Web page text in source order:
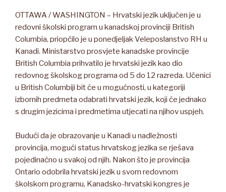
OTTAWA / WASHINGTON – Hrvatski jezik uključen je u
redovni školski program u kanadskoj provinciji British
Columbia, priopćilo je u ponedjeljak Veleposlanstvo RH u
Kanadi. Ministarstvo prosvjete kanadske provincije
British Columbia prihvatilo je hrvatski jezik kao dio
redovnog školskog programa od 5 do 12 razreda. Učenici
u British Columbiji bit će u mogućnosti, u kategoriji
izbornih predmeta odabrati hrvatski jezik, koji će jednako
s drugim jezicima i predmetima utjecati na njihov uspjeh.
Budući da je obrazovanje u Kanadi u nadležnosti
provincija, mogući status hrvatskog jezika se rješava
pojedinačno u svakoj od njih. Nakon što je provincija
Ontario odobrila hrvatski jezik u svom redovnom
školskom programu, Kanadsko-hrvatski kongres je